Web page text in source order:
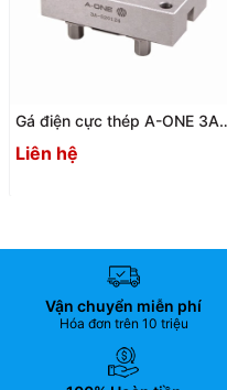
Gá điện cực thép A-ONE 3A-
520124 | Steel holder
Liên hệ
Vận chuyển miễn phí
Hóa đơn trên 10 triệu